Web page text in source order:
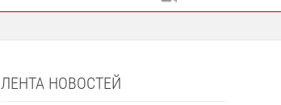
ЛЕНТА НОВОСТЕЙ